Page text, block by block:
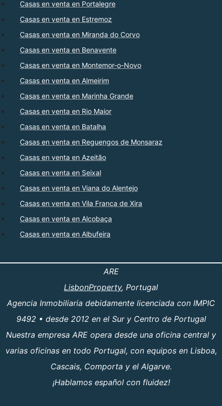
Casas en venta en Portalegre
Casas en venta en Estremoz
Casas en venta en Miranda do Corvo
Casas en venta en Benavente
Casas en venta en Montemor-o-Novo
Casas en venta en Almeirim
Casas en venta en Marinha Grande
Casas en venta en Rio Maior
Casas en venta en Batalha
Casas en venta en Reguengos de Monsaraz
Casas en venta en Azeitão
Casas en venta en Seixal
Casas en venta en Viana do Alentejo
Casas en venta en Vila Franca de Xira
Casas en venta en Alcobaça
Casas en venta en Albufeira
ARE
LisbonProperty, Portugal
Agencia Inmobiliaria debidamente licenciada con IMPIC
9492 • desde 2012 en el Sur y Centro de Portugal
Nuestra empresa ARE opera desde una oficina central y
varias oficinas en todo Portugal, con equipos en Lisboa,
Cascais, Comporta y el Algarve.
¡Hablamos español con fluidez!